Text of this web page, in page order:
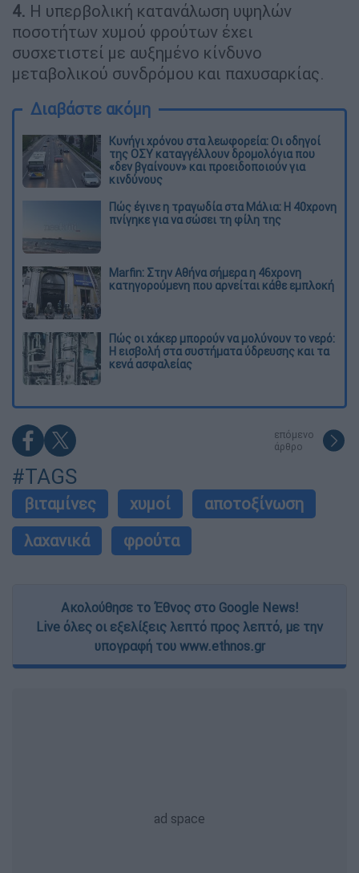
4. Η υπερβολική κατανάλωση υψηλών
ποσοτήτων χυμού φρούτων έχει
συσχετιστεί με αυξημένο κίνδυνο
μεταβολικού συνδρόμου και παχυσαρκίας.
Διαβάστε ακόμη
Κυνήγι χρόνου στα λεωφορεία: Οι οδηγοί
της ΟΣΥ καταγγέλλουν δρομολόγια που
«δεν βγαίνουν» και προειδοποιούν για
κινδύνους
Πώς έγινε η τραγωδία στα Μάλια: Η 40χρονη
πνίγηκε για να σώσει τη φίλη της
Marfin: Στην Αθήνα σήμερα η 46χρονη
κατηγορούμενη που αρνείται κάθε εμπλοκή
Πώς οι χάκερ μπορούν να μολύνουν το νερό:
Η εισβολή στα συστήματα ύδρευσης και τα
κενά ασφαλείας
επόμενο
άρθρο
#TAGS
βιταμίνες χυμοί
αποτοξίνωση
λαχανικά
φρούτα
Ακολούθησε το Έθνος στο Google News!
Live όλες οι εξελίξεις λεπτό προς λεπτό, με την
υπογραφή του www.ethnos.gr